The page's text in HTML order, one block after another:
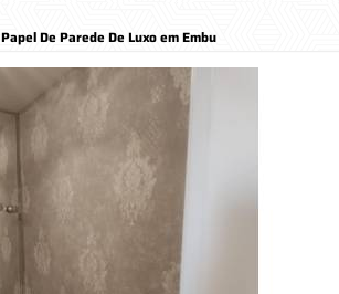
Papel De Parede De Luxo em Embu